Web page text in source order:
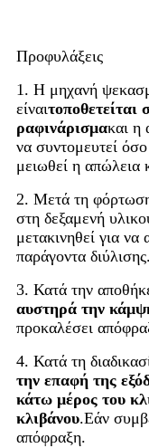
Προφυλάξεις
1. Η μηχανή
είναιτοποθετείται
ραφινάρισμακαι η
να συντομευτεί
μειωθεί η απώλεια
2. Μετά τη
στη δεξαμενή
μετακινηθεί για
παράγοντα διύλισης.
3. Κατά την
αυστηρά την
προκαλέσει
4. Κατά τη
την επαφή της
κάτω μέρος του
κλιβάνου.Εάν
απόφραξη.